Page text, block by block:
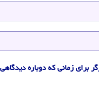
برای زمانی که دوباره